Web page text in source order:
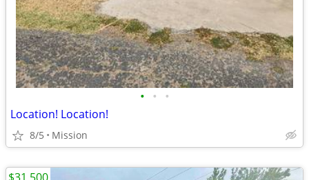
• • •
Location! Location!
8/5 Mission